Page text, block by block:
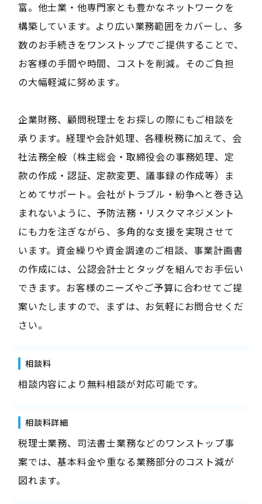
富。他士業・他専門家とも豊かなネットワークを
構築しています。より広い業務範囲をカバーし、多
数のお手続きをワンストップでご提供することで、
お客様の手間や時間、コストを削減。そのご負担
の大幅軽減に努めます。
企業財務、顧問税理士をお探しの際にもご相談を
承ります。経理や会計処理、各種税務に加えて、会
社法務全般（株主総会・取締役会の事務処理、定
款の作成・認証、定款変更、議事録の作成等）ま
とめてサポート。会社がトラブル・紛争へと巻き込
まれないように、予防法務・リスクマネジメント
にも力を注ぎながら、多角的な支援を実現させて
います。資金繰りや資金調達のご相談、事業計画書
の作成には、公認会計士とタッグを組んでお手伝い
できます。お客様のニーズやご予算に合わせてご提
案いたしますので、まずは、お気軽にお問合せくだ
さい。
相談料
相談内容により無料相談が対応可能です。
相談料詳細
税理士業務、司法書士業務などのワンストップ事
案では、基本料金や重なる業務部分のコスト減が
図れます。